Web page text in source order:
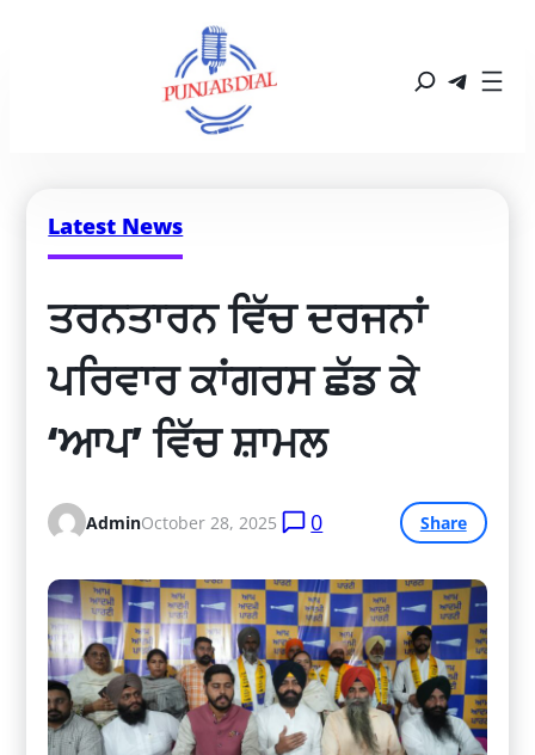
Latest News
ਤਰਨਤਾਰਨ ਵਿੱਚ ਦਰਜਨਾਂ
ਪਰਿਵਾਰ ਕਾਂਗਰਸ ਛੱਡ ਕੇ
‘ਆਪ’ ਵਿੱਚ ਸ਼ਾਮਲ
AdminOctober 28, 2025 0 Share